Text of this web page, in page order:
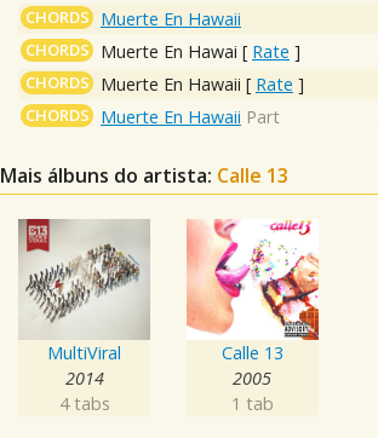
CHORDS Muerte En Hawaii
CHORDS Muerte En Hawai [ Rate ]
CHORDS Muerte En Hawaii [ Rate ]
CHORDS Muerte En Hawaii Part
Mais álbuns do artista: Calle 13
MultiViral
2014
4 tabs
Calle 13
2005
1 tab